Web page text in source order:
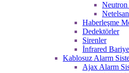
Neutron
Haberleşme
Dedektörler
Sirenler
İnfrared
Kablosuz Alarm
Ajax Alarm